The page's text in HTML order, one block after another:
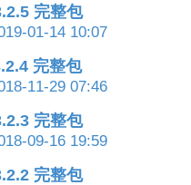
完整包
01-14 10:07
完整包
11-29 07:46
完整包
09-16 19:59
完整包